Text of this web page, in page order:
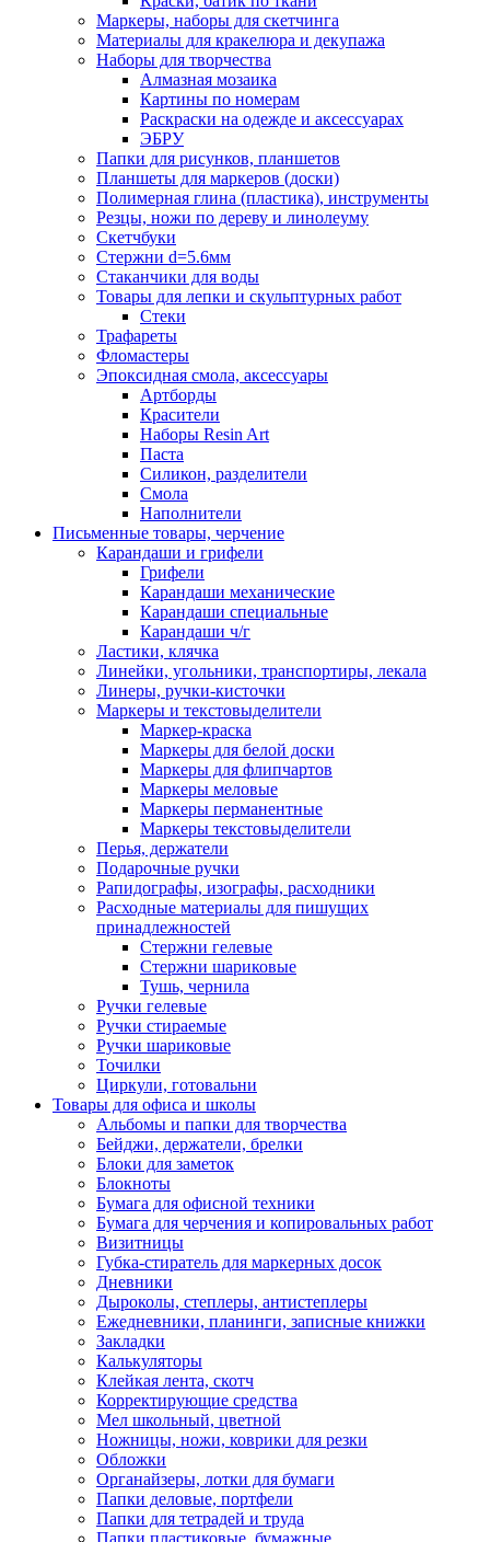
Маркеры, наборы для скетчинга
Материалы для кракелюра и декупажа
Наборы для творчества
Алмазная мозаика
Картины по номерам
Раскраски на одежде и аксессуарах
ЭБРУ
Папки для рисунков, планшетов
Планшеты для маркеров (доски)
Полимерная глина (пластика), инструменты
Резцы, ножи по дереву и линолеуму
Скетчбуки
Стержни d=5.6мм
Стаканчики для воды
Товары для лепки и скульптурных работ
Стеки
Трафареты
Фломастеры
Эпоксидная смола, аксессуары
Артборды
Красители
Наборы Resin Art
Паста
Силикон, разделители
Смола
Наполнители
Письменные товары, черчение
Карандаши и грифели
Грифели
Карандаши механические
Карандаши специальные
Карандаши ч/г
Ластики, клячка
Линейки, угольники, транспортиры, лекала
Линеры, ручки-кисточки
Маркеры и текстовыделители
Маркер-краска
Маркеры для белой доски
Маркеры для флипчартов
Маркеры меловые
Маркеры перманентные
Маркеры текстовыделители
Перья, держатели
Подарочные ручки
Рапидографы, изографы, расходники
Расходные материалы для пишущих
принадлежностей
Стержни гелевые
Стержни шариковые
Тушь, чернила
Ручки гелевые
Ручки стираемые
Ручки шариковые
Точилки
Циркули, готовальни
Товары для офиса и школы
Альбомы и папки для творчества
Бейджи, держатели, брелки
Блоки для заметок
Блокноты
Бумага для офисной техники
Бумага для черчения и копировальных работ
Визитницы
Губка-стиратель для маркерных досок
Дневники
Дыроколы, степлеры, антистеплеры
Ежедневники, планинги, записные книжки
Закладки
Калькуляторы
Клейкая лента, скотч
Корректирующие средства
Мел школьный, цветной
Ножницы, ножи, коврики для резки
Обложки
Органайзеры, лотки для бумаги
Папки деловые, портфели
Папки для тетрадей и труда
Папки пластиковые, бумажные